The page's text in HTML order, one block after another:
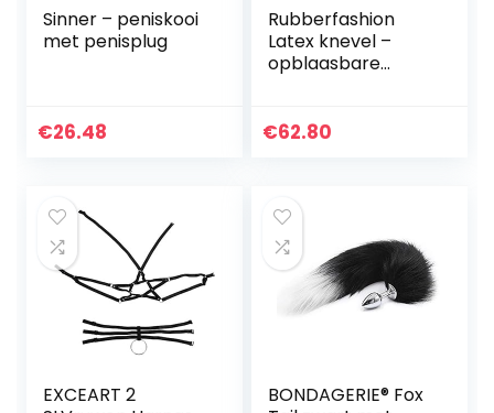
Sinner – peniskooi
met penisplug
€26.48
Rubberfashion
Latex knevel –
opblaasbare
pomp voor dames
€62.80
EXCEART 2
BONDAGERIE® Fox